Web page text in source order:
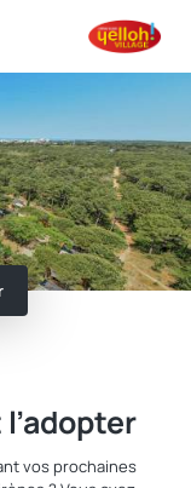
vos prochaines